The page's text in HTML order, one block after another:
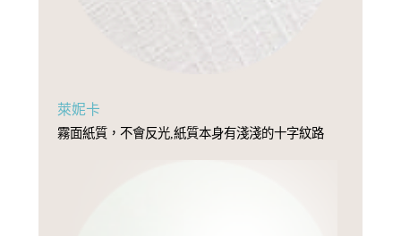
萊妮卡
霧面紙質，不會反光,紙質本身有淺淺的十字紋路